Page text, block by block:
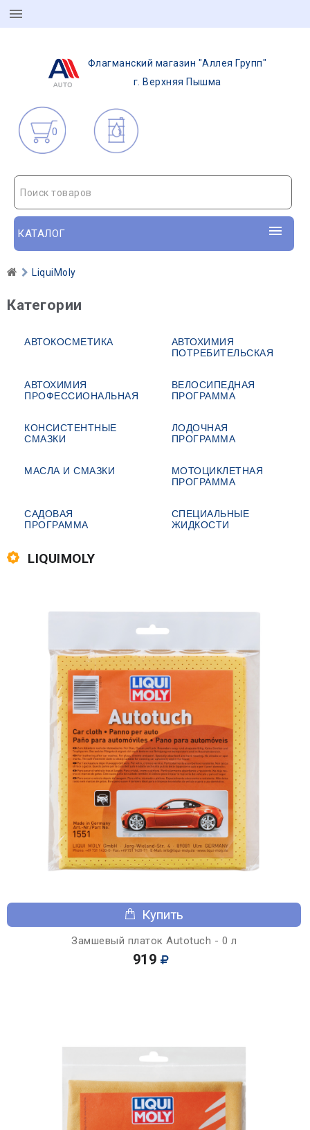
Флагманский магазин "Аллея Групп"
г. Верхняя Пышма
0
Поиск товаров
КАТАЛОГ
LiquiMoly
Категории
АВТОКОСМЕТИКА
АВТОХИМИЯ
ПОТРЕБИТЕЛЬСКАЯ
АВТОХИМИЯ
ПРОФЕССИОНАЛЬНАЯ
ВЕЛОСИПЕДНАЯ
ПРОГРАММА
КОНСИСТЕНТНЫЕ
СМАЗКИ
ЛОДОЧНАЯ
ПРОГРАММА
МАСЛА И СМАЗКИ
МОТОЦИКЛЕТНАЯ
ПРОГРАММА
САДОВАЯ
ПРОГРАММА
СПЕЦИАЛЬНЫЕ
ЖИДКОСТИ
LIQUIMOLY
Купить
Замшевый платок Autotuch - 0 л
919